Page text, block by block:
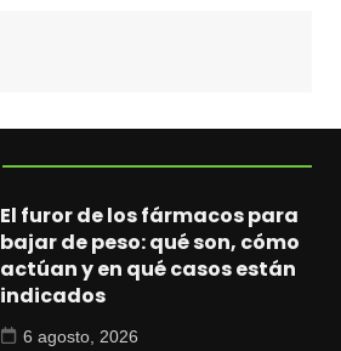
El furor de los fármacos para
bajar de peso: qué son, cómo
actúan y en qué casos están
indicados
6 agosto, 2026